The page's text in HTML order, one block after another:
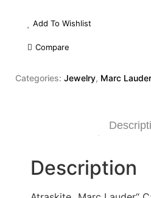
Add To Wishlist
Compare
Categories: Jewelry, Marc Lauder
Description